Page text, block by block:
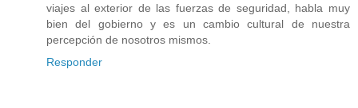
viajes al exterior de las fuerzas de seguridad, habla muy
bien del gobierno y es un cambio cultural de nuestra
percepción de nosotros mismos.
Responder